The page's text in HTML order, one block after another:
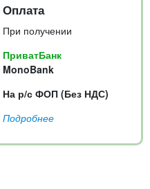
Оплата
При получении
ПриватБанк
MonoBank
На р/с ФОП (Без НДС)
Подробнее